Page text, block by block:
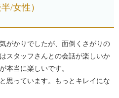
/女性）
がかりでしたが、面倒くさがりの
スタッフさんとの会話が楽しいか
本当に楽しいです。
思っています。もっとキレイにな